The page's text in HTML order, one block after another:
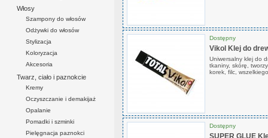
Włosy
Szampony do włosów
Odżywki do włosów
Stylizacja
Koloryzacja
Akcesoria
Twarz, ciało i paznokcie
Kremy
Oczyszczanie i demakijaż
Opalanie
Pomadki i szminki
Pielęgnacja paznokci
Dostępny
Vikol Klej do
Uniwersalny klej do
tkaniny, skórę,
korek, filc,
Dostępny
SUPER GLUE